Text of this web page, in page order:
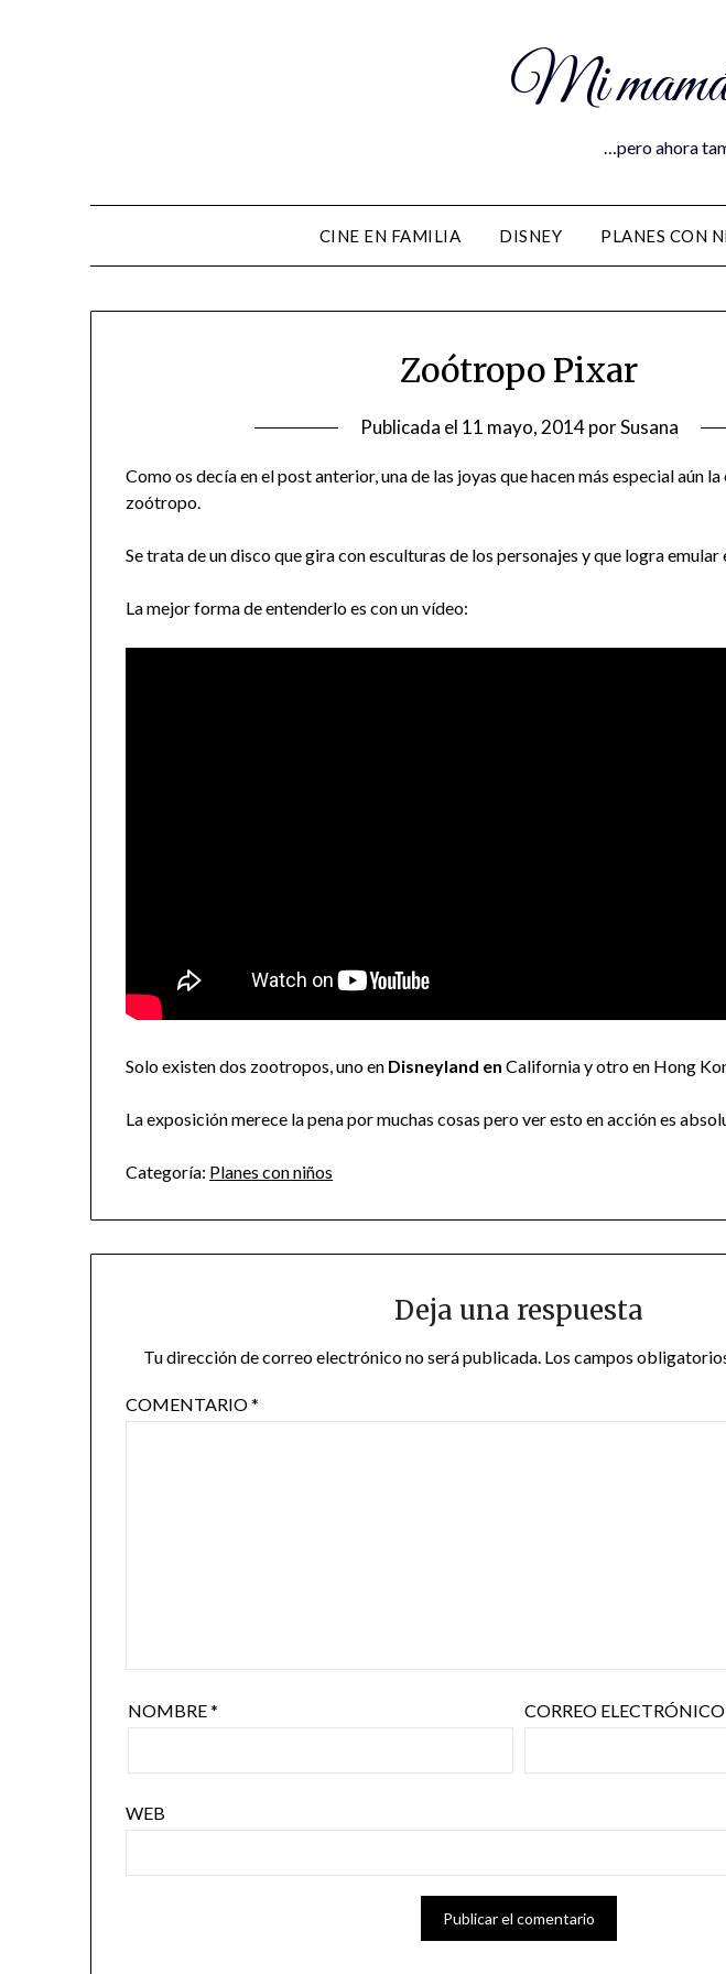
Mi mamá
…pero ahora
CINE EN FAMILIA DISNEY PLANES CON
Zoótropo Pixar
Publicada el 11 mayo, 2014porSusana
Como os decía en el post anterior, una de las joyas que hacen más especial aún
zoótropo.
Se trata de un disco que gira con esculturas de los personajes y que logra
La mejor forma de entenderlo es con un vídeo:
Solo existen dos zootropos, uno en Disneyland en California y otro en Hong
La exposición merece la pena por muchas cosas pero ver esto en acción es
Categoría: Planes con niños
Deja una respuesta
Tu dirección de correo electrónico no será publicada. Los campos
COMENTARIO*
NOMBRE* CORREO
WEB